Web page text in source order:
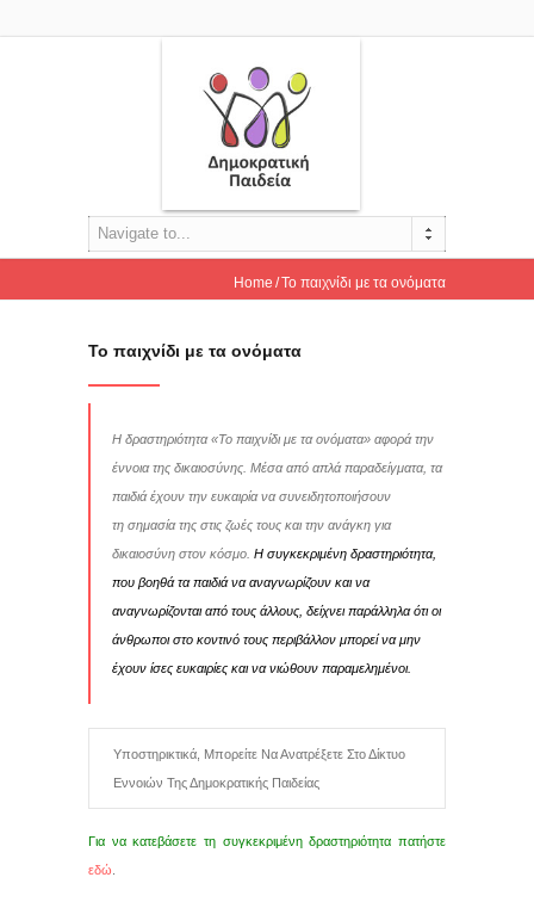
Navigate to...
Home Το παιχνίδι με τα ονόματα
Το παιχνίδι με τα ονόματα
Η δραστηριότητα «Το παιχνίδι με τα ονόματα» αφορά την
έννοια της δικαιοσύνης. Μέσα από απλά παραδείγματα, τα
παιδιά έχουν την ευκαιρία να συνειδητοποιήσουν
τη σημασία της στις ζωές τους και την ανάγκη για
δικαιοσύνη στον κόσμο. Η συγκεκριμένη δραστηριότητα,
που βοηθά τα παιδιά να αναγνωρίζουν και να
αναγνωρίζονται από τους άλλους, δείχνει παράλληλα ότι οι
άνθρωποι στο κοντινό τους περιβάλλον μπορεί να μην
έχουν ίσες ευκαιρίες και να νιώθουν παραμελημένοι.
Υποστηρικτικά, Μπορείτε Να Ανατρέξετε Στο Δίκτυο
Εννοιών Της Δημοκρατικής Παιδείας
Για να κατεβάσετε τη συγκεκριμένη δραστηριότητα πατήστε
εδώ